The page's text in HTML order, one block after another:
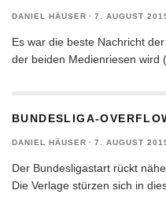
DANIEL HÄUSER · 7. AUGUST
Es war die beste Nachricht
der beiden Medienriesen wird
BUNDESLIGA-
DANIEL HÄUSER · 7. AUGUST
Der Bundesligastart rückt
Die Verlage stürzen sich in